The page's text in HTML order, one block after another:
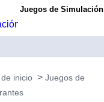
Juegos de Simulación
inicio
Juegos de